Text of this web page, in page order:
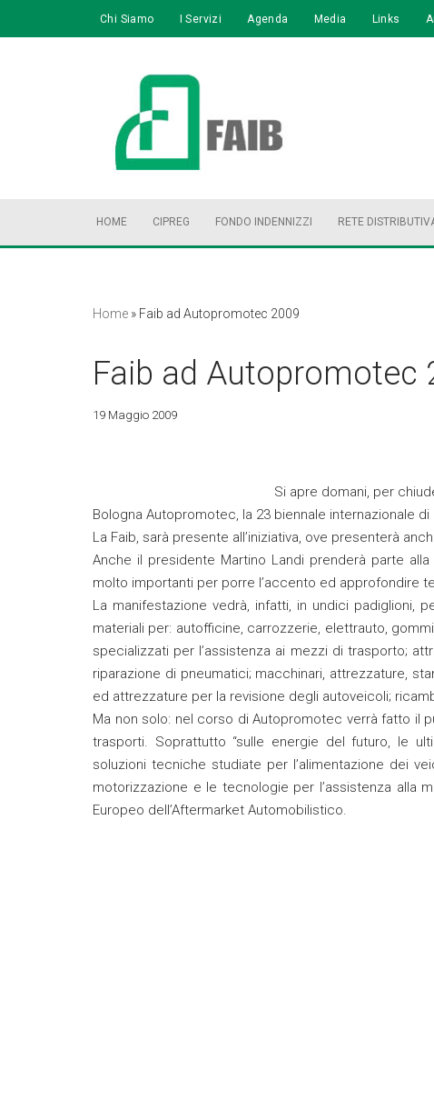
Chi Siamo I Servizi Agenda Media Links
HOME CIPREG FONDO INDENNIZZI RETE
Home » Faib ad Autopromotec 2009
Faib ad Autopromotec
19 Maggio 2009
Si apre domani, per
Bologna Autopromotec, la 23 biennale internazionale
La Faib, sarà presente all’iniziativa, ove presenterà
Anche il presidente Martino Landi prenderà parte
molto importanti per porre l’accento ed approfondire
La manifestazione vedrà, infatti, in undici padiglioni,
materiali per: autofficine, carrozzerie, elettrauto,
specializzati per l’assistenza ai mezzi di trasporto;
riparazione di pneumatici; macchinari, attrezzature,
ed attrezzature per la revisione degli autoveicoli;
Ma non solo: nel corso di Autopromotec verrà fatto il
trasporti. Soprattutto “sulle energie del futuro, le
soluzioni tecniche studiate per l’alimentazione dei
motorizzazione e le tecnologie per l’assistenza alla
Europeo dell’Aftermarket Automobilistico.